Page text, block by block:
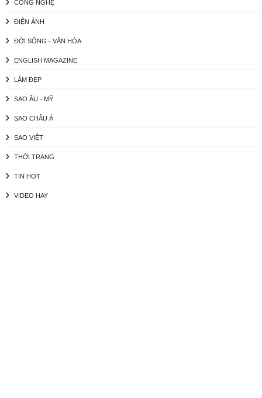
CÔNG NGHỆ
ĐIỆN ẢNH
ĐỜI SỐNG - VĂN HÓA
ENGLISH MAGAZINE
LÀM ĐẸP
SAO ÂU - MỸ
SAO CHÂU Á
SAO VIỆT
THỜI TRANG
TIN HOT
VIDEO HAY